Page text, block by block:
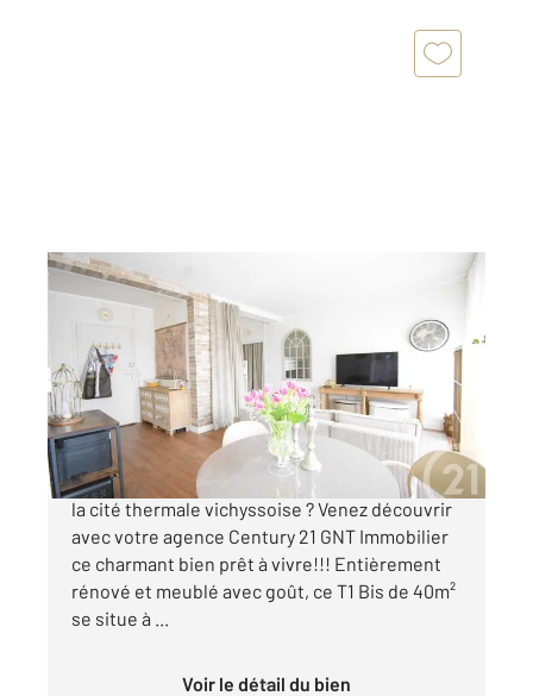
VICHY 03
39,62 m2 , 2 pièces
Ref : 1573
Appartement T1 à vendre
120 000 €
Vous recherchez un appartement au cœur de
la cité thermale vichyssoise ? Venez découvrir
avec votre agence Century 21 GNT Immobilier
ce charmant bien prêt à vivre!!! Entièrement
rénové et meublé avec goût, ce T1 Bis de 40m²
se situe à ...
Voir le détail du bien